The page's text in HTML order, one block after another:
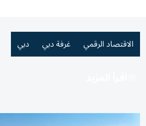
الاقتصاد الرقمي غرفة دبي دبي